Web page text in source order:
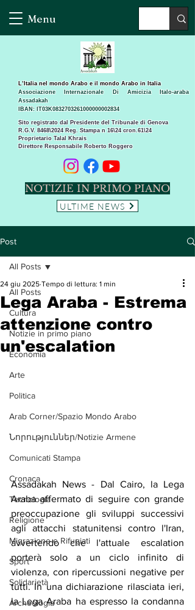
Menu
Sito registrato dal Presidente del Tribunale di Genova
R.G.V. 8468\2024 Reg. Stampa n 16\24 cron.61\24 ​
Proprietario Talal Khrais
Direttore Responsabile Roberto Roggero
L’Italia nel mondo Arabo e il mondo Arabo in Italia
Associazione Internazionale Di Amicizia Italo-araba
Assadakah
IBAN: IT03K0832703261000000002834
NOTIZIE IN PRIMO PIANO
ULTIME NEWS
Post
All Posts
Cultura
Notizie in primo piano
Economia
Arte
Politica
Arab Corner/Spazio Mondo Arabo
Նորություններ/Notizie Armene
Comunicati Stampa
Cronaca
Tecnologia
Religione
Migrazione e Rifugiati
Sport
Solidarietà
Archeologia
All Posts
Lega Araba - Estrema
attenzione contro
un'escalation
24 giu 2025 Tempo di lettura: 1 min
Assadakah News - Dal Cairo, la Lega
Araba affermato di seguire con grande
preoccupazione gli sviluppi successivi
agli attacchi statunitensi contro l'Iran,
avvertendo che l'attuale escalation
porterà solo a un ciclo infinito di
violenza, con ripercussioni negative per
tutti. In una dichiarazione rilasciata ieri,
la Lega Araba ha espresso la condanna